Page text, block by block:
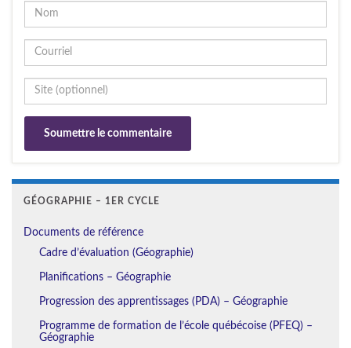
GÉOGRAPHIE – 1ER CYCLE
Documents de référence
Cadre d’évaluation (Géographie)
Planifications – Géographie
Progression des apprentissages (PDA) – Géographie
Programme de formation de l’école québécoise (PFEQ) –
Géographie